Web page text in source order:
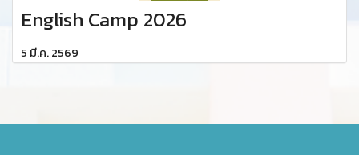
English Camp 2026
5 มี.ค. 2569